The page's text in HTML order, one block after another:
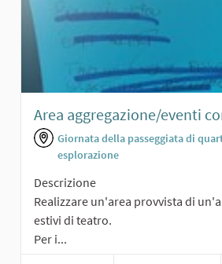
Area aggregazione/eventi
Giornata della passeggiata di
esplorazione
Descrizione
Realizzare un'area provvista di
estivi di teatro.
Per i...